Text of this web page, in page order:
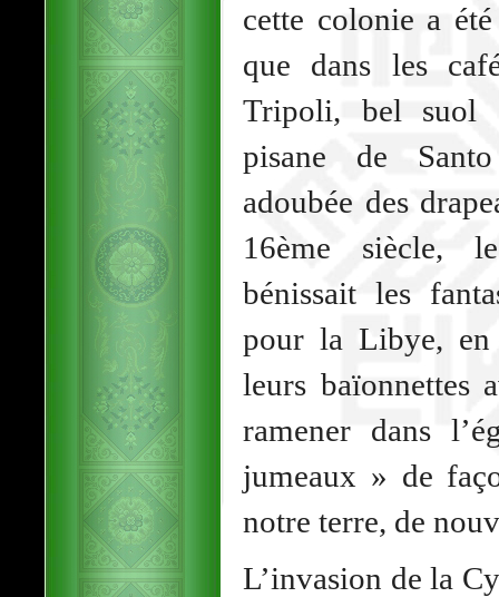
cette colonie a
que dans les
Tripoli, bel suol
pisane de
adoubée des
16ème siècle,
bénissait les
pour la Libye,
leurs baïonnettes
ramener dans
jumeaux » de
notre terre, de
L’invasion de la